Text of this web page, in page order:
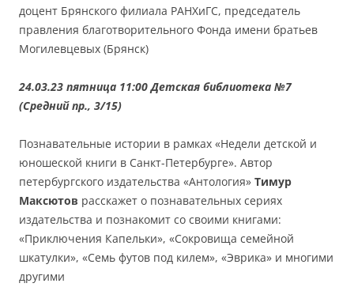
доцент Брянского филиала РАНХиГС, председатель
правления благотворительного Фонда имени братьев
Могилевцевых (Брянск)
24.03.23 пятница 11:00 Детская библиотека №7
(Средний пр., 3/15)
Познавательные истории в рамках «Недели детской и
юношеской книги в Санкт-Петербурге». Автор
петербургского издательства «Антология» Тимур
Максютов расскажет о познавательных сериях
издательства и познакомит со своими книгами:
«Приключения Капельки», «Сокровища семейной
шкатулки», «Семь футов под килем», «Эврика» и многими
другими